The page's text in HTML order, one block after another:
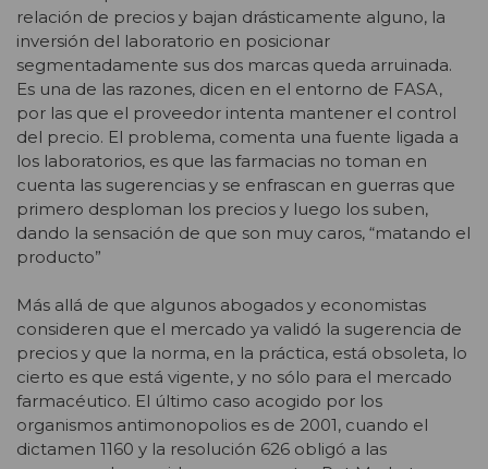
relación de precios y bajan drásticamente alguno, la
inversión del laboratorio en posicionar
segmentadamente sus dos marcas queda arruinada.
Es una de las razones, dicen en el entorno de FASA,
por las que el proveedor intenta mantener el control
del precio. El problema, comenta una fuente ligada a
los laboratorios, es que las farmacias no toman en
cuenta las sugerencias y se enfrascan en guerras que
primero desploman los precios y luego los suben,
dando la sensación de que son muy caros, “matando el
producto”
Más allá de que algunos abogados y economistas
consideren que el mercado ya validó la sugerencia de
precios y que la norma, en la práctica, está obsoleta, lo
cierto es que está vigente, y no sólo para el mercado
farmacéutico. El último caso acogido por los
organismos antimonopolios es de 2001, cuando el
dictamen 1160 y la resolución 626 obligó a las